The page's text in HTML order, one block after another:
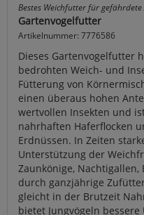
Bestes Weichfutter für
Gartenvogelfutter
Artikelnummer: 7776586
Dieses Gartenvogelfutter
bedrohten Weich- und
Fütterung von
einen überaus hohen
wertvollen Insekten und
nahrhaften Haferflocken
Erdnüssen. In Zeiten
Unterstützung der
Zaunkönige,
durch ganzjährige
gleicht in der Brutzeit
bietet Jungvögeln